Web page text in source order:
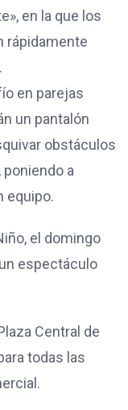
en la que los
rápidamente
en parejas
un pantalón
obstáculos
a
equipo.
el domingo
espectáculo
Central de
todas las